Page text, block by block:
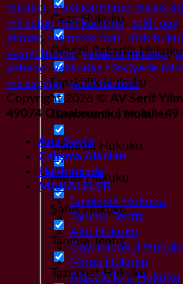
Ceza Hukuku
Dövizli Askerlik Hukuku
Emeklilik Hukuku
Gayrımenkul Hukuku
Gümrük Hukuku
Miras Hukuku
Şahıs Hukuku
Tanıma Tenfiz
Tazminat Hukuku
mirasçı, mavi kartılının
mirastan mal kacirma, sakli pay,
yilmaz, taşınmaz mal , Türk
vasiyetname,yabancı mirasçı,
yabancı vatandaş türkiyede
mirasçılığı,yasal mirasci
Copyright 2026 © AV Serif
49074 Osnabrueck | mobil +49
Ana Sayfa
Çalışma Alanları
Hakkımızda
MAKALELER
Emeklilik Hukuku
Tanıma Tenfiz
Aile Hukuku
Gayrımenkul
Miras Hukuku
Alacak/İcra Hukuku